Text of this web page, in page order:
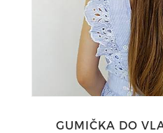
GUMIČKA DO